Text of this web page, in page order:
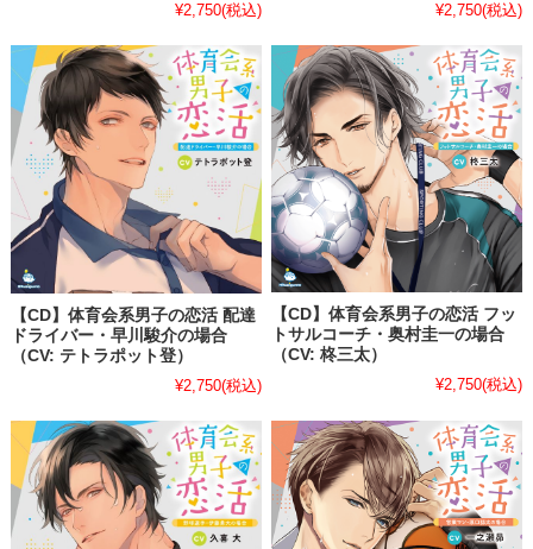
¥2,750(税込)
¥2,750(税込)
【CD】体育会系男子の恋活 配達
ドライバー・早川駿介の場合
（CV: テトラポット登）
¥2,750(税込)
【CD】体育会系男子の恋活 フッ
トサルコーチ・奥村圭一の場合
（CV: 柊三太）
¥2,750(税込)